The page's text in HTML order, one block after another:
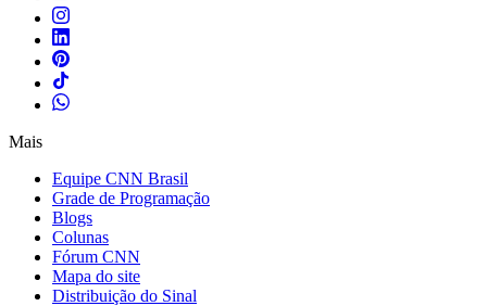
Mais
Equipe CNN Brasil
Grade de Programação
Blogs
Colunas
Fórum CNN
Mapa do site
Distribuição do Sinal